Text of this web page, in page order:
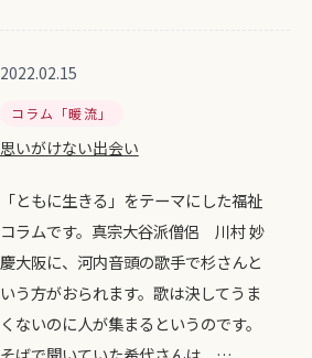
2022.02.15
コラム「暖流」
思いがけない出会い
「ともに生きる」をテーマにした福祉
コラムです。真宗大谷派僧侶 川村 妙
慶大阪に、河内音頭の歌手で杉さんと
いう方がおられます。歌は決してうま
くないのに人が集まるというのです。